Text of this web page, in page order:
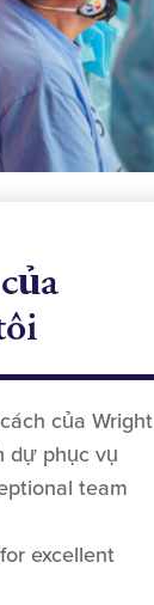
của Wright
dự phục vụ
team
excellent